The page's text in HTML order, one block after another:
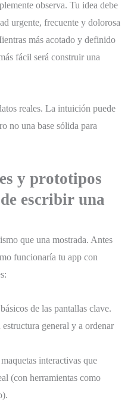
observa. Tu idea debe
urgente, frecuente y dolorosa
más acotado y definido
fácil será construir una
reales. La intuición puede
no una base sólida para
y prototipos
escribir una
que una mostrada. Antes
funcionaría tu app con
de las pantallas clave.
general y a ordenar
maquetas interactivas que
(con herramientas como